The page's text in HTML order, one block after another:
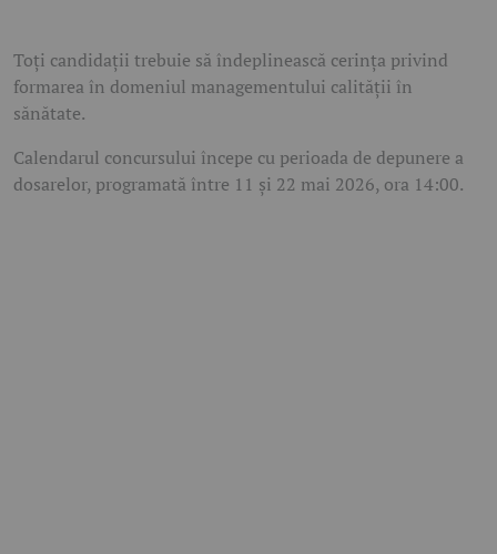
Toți candidații trebuie să îndeplinească cerința privind
formarea în domeniul managementului calității în
sănătate.
Calendarul concursului începe cu perioada de depunere a
dosarelor, programată între 11 și 22 mai 2026, ora 14:00.